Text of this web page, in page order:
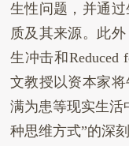
生性问题，并通
质及其来源。此
生冲击和Reduced
文教授以资本家
满为患等现实生活
种思维方式”的深